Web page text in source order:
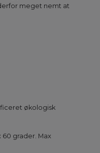
meget nemt at
økologisk
60 grader. Max